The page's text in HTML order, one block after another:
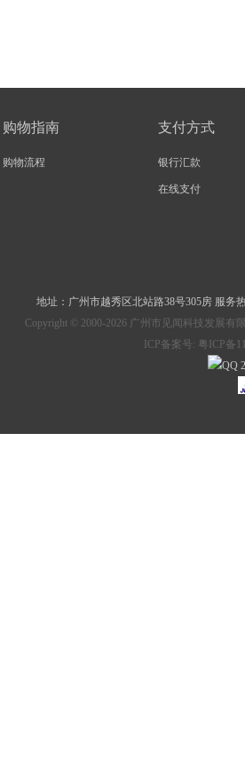
购物指南
购物流程
支付方式
银行汇款
在线支付
地址： 广州市越秀区北站路38号305房 服务
Copyright © 2000-2026 广州市见闻科技发展
ICP备案号: 粤ICP备